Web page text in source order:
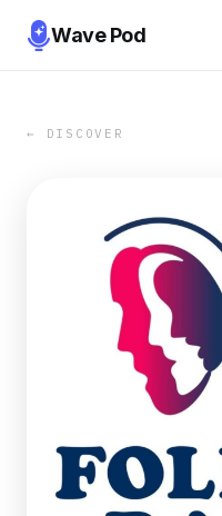
Wave Pod
← DISCOVER